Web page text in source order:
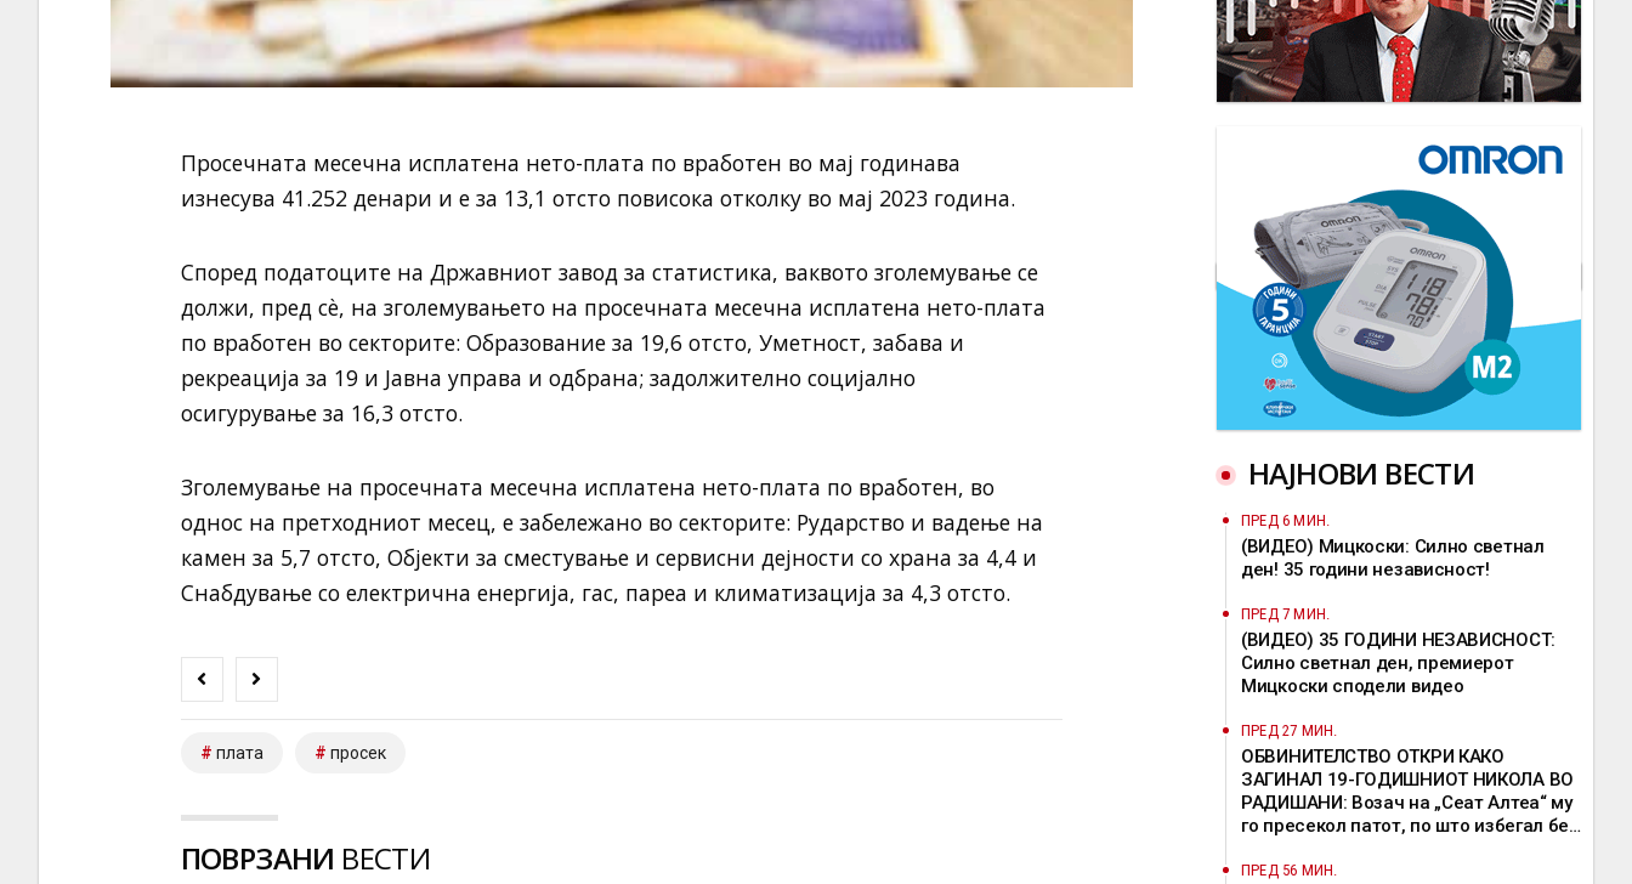
Просечната месечна исплатена нето-плата по вработен во мај годинава
изнесува 41.252 денари и е за 13,1 отсто повисока отколку во мај 2023 година.
Според податоците на Државниот завод за статистика, ваквото зголемување се
должи, пред сѐ, на зголемувањето на просечната месечна исплатена нето-плата
по вработен во секторите: Образование за 19,6 отсто, Уметност, забава и
рекреација за 19 и Јавна управа и одбрана; задолжително социјално
осигурување за 16,3 отсто.
Зголемување на просечната месечна исплатена нето-плата по вработен, во
однос на претходниот месец, е забележано во секторите: Рударство и вадење на
камен за 5,7 отсто, Објекти за сместување и сервисни дејности со храна за 4,4 и
Снабдување со електрична енергија, гас, пареа и климатизација за 4,3 отсто.
плата просек
ПОВРЗАНИ ВЕСТИ
НАЈНОВИ ВЕСТИ
ПРЕД 6 МИН.
(ВИДЕО) Мицкоски: Силно светнал
ден! 35 години независност!
ПРЕД 7 МИН.
(ВИДЕО) 35 ГОДИНИ НЕЗАВИСНОСТ:
Силно светнал ден, премиерот
Мицкоски сподели видео
ПРЕД 27 МИН.
ОБВИНИТЕЛСТВО ОТКРИ КАКО
ЗАГИНАЛ 19-ГОДИШНИОТ НИКОЛА ВО
РАДИШАНИ: Возач на „Сеат Алтеа“ му
го пресекол патот, по што избегал без
ПРЕД 56 МИН.